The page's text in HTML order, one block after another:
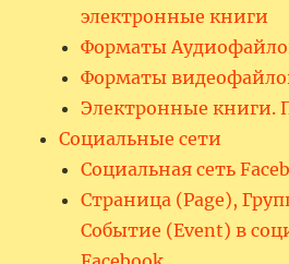
электронные книги
Форматы
Форматы
Электронные книги.
Социальные сети
Социальная сеть
Страница (Page),
Событие (Event) в